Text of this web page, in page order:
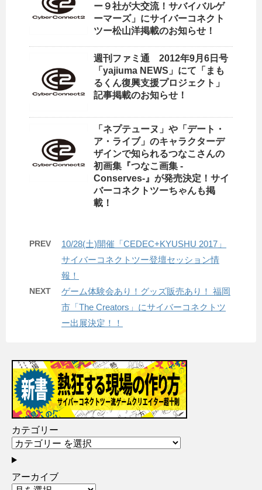
ー９社が大交流！サバイバルゲ
ーマーズ」にサイバーコネクト
ツー松山洋掲載のお知らせ！
週刊ファミ通 2012年9月6日号
「yajiuma NEWS」にて「まも
るくん復興支援プロジェクト」
記事掲載のお知らせ！
「ネプテューヌ」や「デート・
ア・ライブ」のキャラクターデ
ザインで知られるつなこさんの
初画集『つなこ画集 -
Conserves-』が発売決定！サイ
バーコネクトツーちゃんも掲
載！
PREV
10/28(土)開催「CEDEC+KYUSHU 2017」
サイバーコネクトツー登壇セッション情
報！
NEXT
ゲーム体験会あり！グッズ販売あり！ 福岡
市「The Creators」にサイバーコネクトツ
ー出展決定！！
カテゴリー
アーカイブ